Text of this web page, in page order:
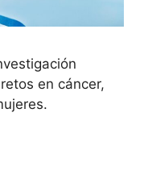
en cáncer,